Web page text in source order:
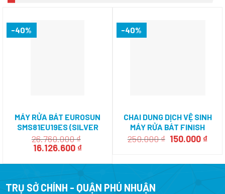
-40%
MÁY RỬA BÁT EUROSUN
SMS81EU19ES (SILVER
SERIAL 7+)
26.760.000₫
Giá
là:
16.126.600 ₫Giá
tại
16.126.600 ₫.
-40%
CHAI DUNG DỊCH VỆ SINH
MÁY RỬA BÁT FINISH
250.000₫ Giá
250.000 ₫.
150.000 ₫Giá
là:
TRỤ SỞ CHÍNH - QUẬN PHÚ NHUẬN